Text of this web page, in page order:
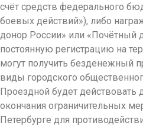
счёт средств федерального
боевых действий»), либо
донор России» или
постоянную регистрацию на
могут получить безденежный
виды городского
Проездной будет действовать
окончания ограничительных
Петербурге для